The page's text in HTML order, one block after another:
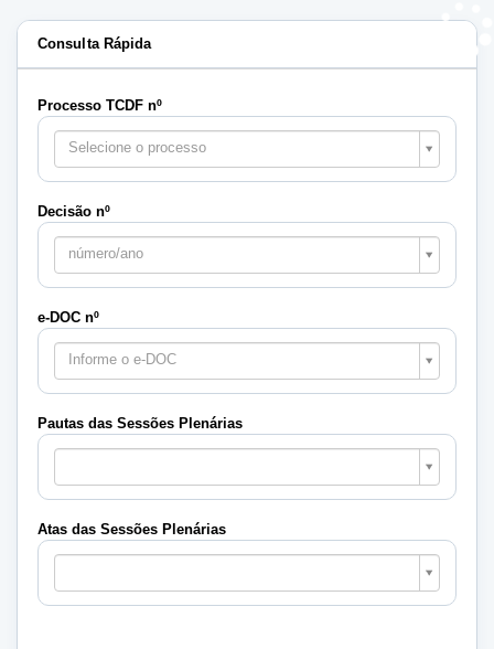
Consulta Rápida
Processo TCDF nº
Selecione o processo
Decisão nº
número/ano
e-DOC nº
Informe o e-DOC
Pautas das Sessões Plenárias
Pautas
Sessões
Plenárias
Atas das Sessões Plenárias
Atas
Sessões
Plenárias